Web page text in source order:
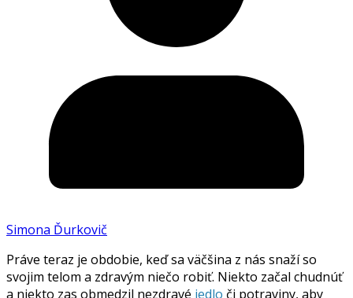
Simona Ďurkovič
Práve teraz je obdobie, keď sa väčšina z nás snaží so
svojim telom a zdravým niečo robiť. Niekto začal chudnúť
a niekto zas obmedzil nezdravé jedlo či potraviny, aby